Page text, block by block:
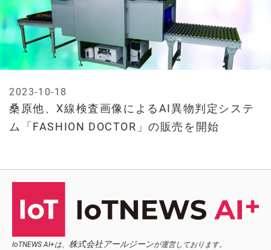
桑原他、X線検査画像によるAI異物判定システ
ム「FASHION DOCTOR」の販売を開始
2023-10-18
IoTNEWS AI+は、 株式会社アールジーンが運営しております。